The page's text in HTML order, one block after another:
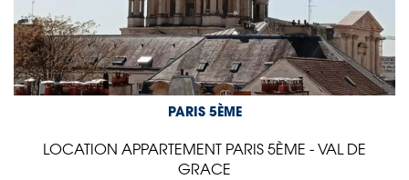
PARIS 5ÈME
LOCATION APPARTEMENT PARIS 5ÈME - VAL DE
GRACE